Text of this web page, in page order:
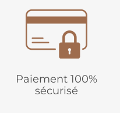
Paiement 100%
sécurisé